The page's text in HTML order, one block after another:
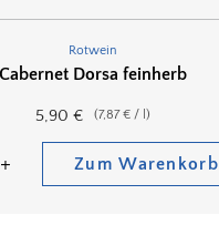
Rotwein
Cabernet Dorsa feinherb
5,90 € (7,87€ / )
Zum Warenkorb